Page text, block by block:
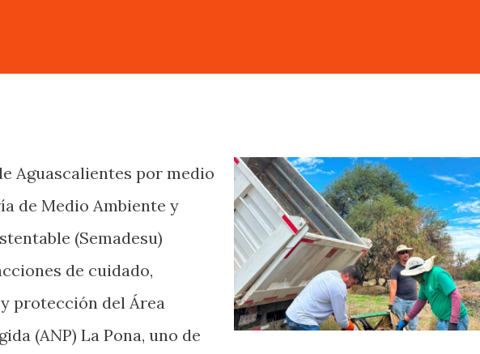
Aguascalientes por medio
de Medio Ambiente y
(Semadesu)
de cuidado,
protección del Área
(ANP) La Pona, uno de